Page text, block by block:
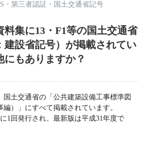
・第三者認証・国土交通省記号
料集に13・F1等の国土交通省
建設省記号）が掲載されてい
にもありますか？
国土交通省の「公共建築設備工事標準図
編）」にすべて掲載されています。
1回発行され、最新版は平成31年度で